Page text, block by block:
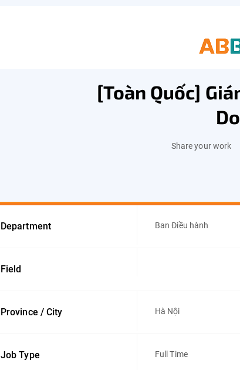
[Toàn Quốc]
Share your work
Department Ban Điều hành
Field
Province / City Hà Nội
Job Type Full Time